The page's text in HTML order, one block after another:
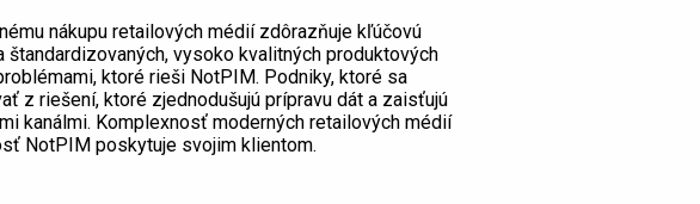
nákupu retailových médií zdôrazňuje kľúčovú
vysoko kvalitných produktových
ktoré rieši NotPIM. Podniky, ktoré sa
z riešení, ktoré zjednodušujú prípravu dát a zaisťujú
kanálmi. Komplexnosť moderných retailových médií
NotPIM poskytuje svojim klientom.